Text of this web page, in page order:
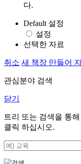
다.
Default 설정
설정
선택한 자료
취소 새 책장 만들어
관심분야 검색
닫기
트리 또는 검색을 통
클릭 하십시오.